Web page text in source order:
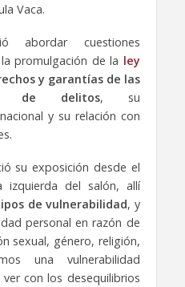
Vaca.
abordar cuestiones
promulgación de la ley
y garantías de las
de delitos, su
y su relación con
su exposición desde el
del salón, allí
de vulnerabilidad, y
personal en razón de
sexual, género, religión,
una vulnerabilidad
con los desequilibrios